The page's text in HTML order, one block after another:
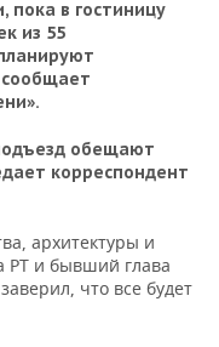
пока в гостиницу
из 55
обещают
корреспондент
архитектуры и
РТ и бывший глава
что все будет